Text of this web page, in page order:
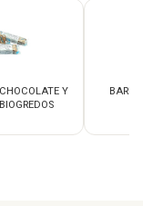
Y